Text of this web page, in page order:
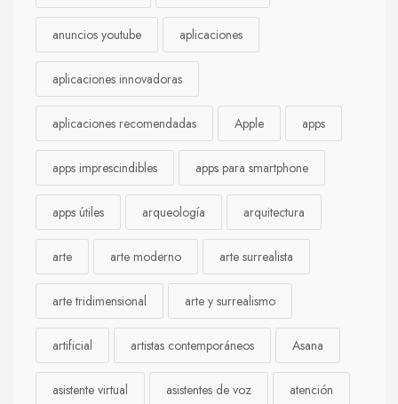
anuncios youtube aplicaciones
aplicaciones innovadoras
aplicaciones recomendadas Apple apps
apps imprescindibles apps para smartphone
apps útiles arqueología arquitectura
arte arte moderno arte surrealista
arte tridimensional arte y surrealismo
artificial artistas contemporáneos Asana
asistente virtual asistentes de voz atención